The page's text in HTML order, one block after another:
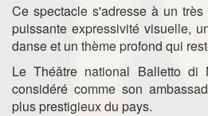
Ce spectacle s'adresse à un
puissante expressivité visuelle,
danse et un thème profond qui
Le Théâtre national Balletto
considéré comme son
plus prestigieux du pays.